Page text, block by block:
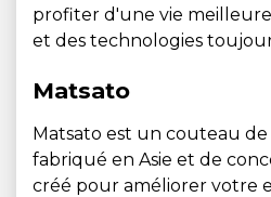
profiter d'une vie meilleure
et des technologies
Matsato
Matsato est un couteau
fabriqué en Asie et de
créé pour améliorer votre